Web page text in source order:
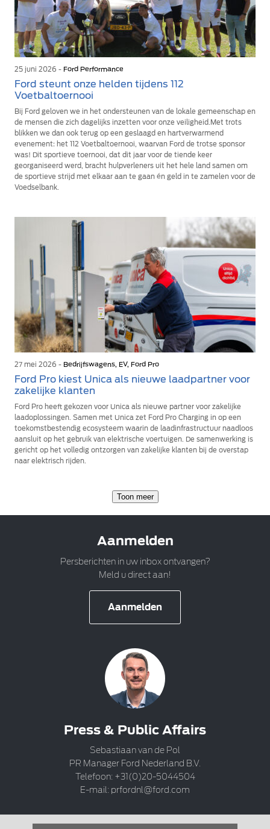
25 juni 2026 - Ford Performance
Ford steunt onze helden tijdens 112
Voetbaltoernooi
Bij Ford geloven we in het ondersteunen van de lokale gemeenschap en
de mensen die zich dagelijks inzetten voor onze veiligheid.Met trots
blikken we dan ook terug op een geslaagd en hartverwarmend
evenement: het 112 Voetbaltoernooi, waarvan Ford de trotse sponsor
was! Dit sportieve toernooi, dat dit jaar voor de tiende keer
georganiseerd werd, bracht hulpverleners uit het hele land samen om
de sportieve strijd met elkaar aan te gaan én geld in te zamelen voor de
Voedselbank.
27 mei 2026 - Bedrijfswagens, EV, Ford Pro
Ford Pro kiest Unica als nieuwe laadpartner voor
zakelijke klanten
Ford Pro heeft gekozen voor Unica als nieuwe partner voor zakelijke
laadoplossingen. Samen met Unica zet Ford Pro Charging in op een
toekomstbestendig ecosysteem waarin de laadinfrastructuur naadloos
aansluit op het gebruik van elektrische voertuigen. De samenwerking is
gericht op het volledig ontzorgen van zakelijke klanten bij de overstap
naar elektrisch rijden.
Toon meer
Aanmelden
Persberichten in uw inbox ontvangen?
Meld u direct aan!
Aanmelden
Press & Public Affairs
Sebastiaan van de Pol
PR Manager Ford Nederland B.V.
Telefoon: +31(0)20-5044504
E-mail: prfordnl@ford.com